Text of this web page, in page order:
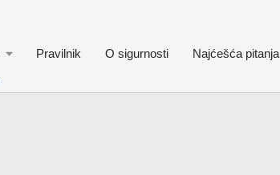
Pravilnik O sigurnosti Najćešća pitanja